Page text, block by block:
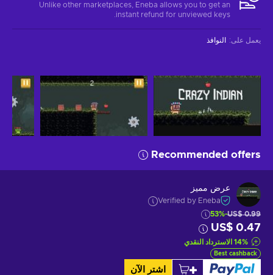
Unlike other marketplaces, Eneba allows you to get an
instant refund for unviewed keys.
يعمل على: النوافذ
Recommended offers
عرض مميز
Verified by Eneba
US$ 0.99
-53%
US$ 0.47
14% الاسترداد النقدي
Best cashback
اشتر الآن